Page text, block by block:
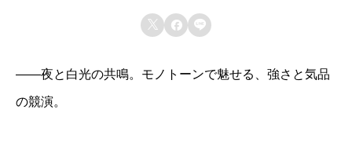
レビュー投稿には、会員登録が必要です。
会員登録する
上に表示された文字を入力してください。
  
――夜と白光の共鳴。モノトーンで魅せる、強さと気品
の競演。